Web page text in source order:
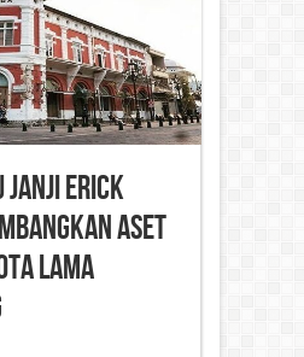
Janji Erick
Aset
Lama